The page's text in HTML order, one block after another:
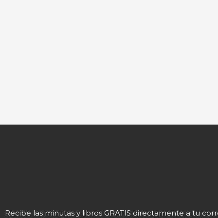
Recibe las minutas y libros GRATIS directamente a tu